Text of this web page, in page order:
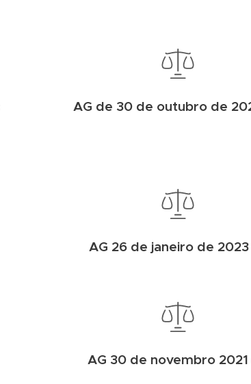
AG de 30 de outubro de
AG 26 de janeiro de 2023
AG 30 de novembro 2021